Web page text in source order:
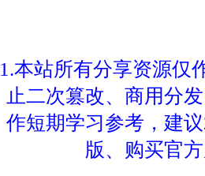
1.本站所有分享资源仅
止二次篡改、商用分
作短期学习参考，建
版、购买官